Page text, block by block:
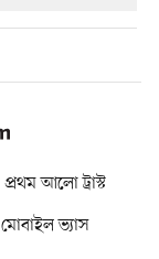
প্রথম আলো ট্রাস্ট
মোবাইল ভ্যাস